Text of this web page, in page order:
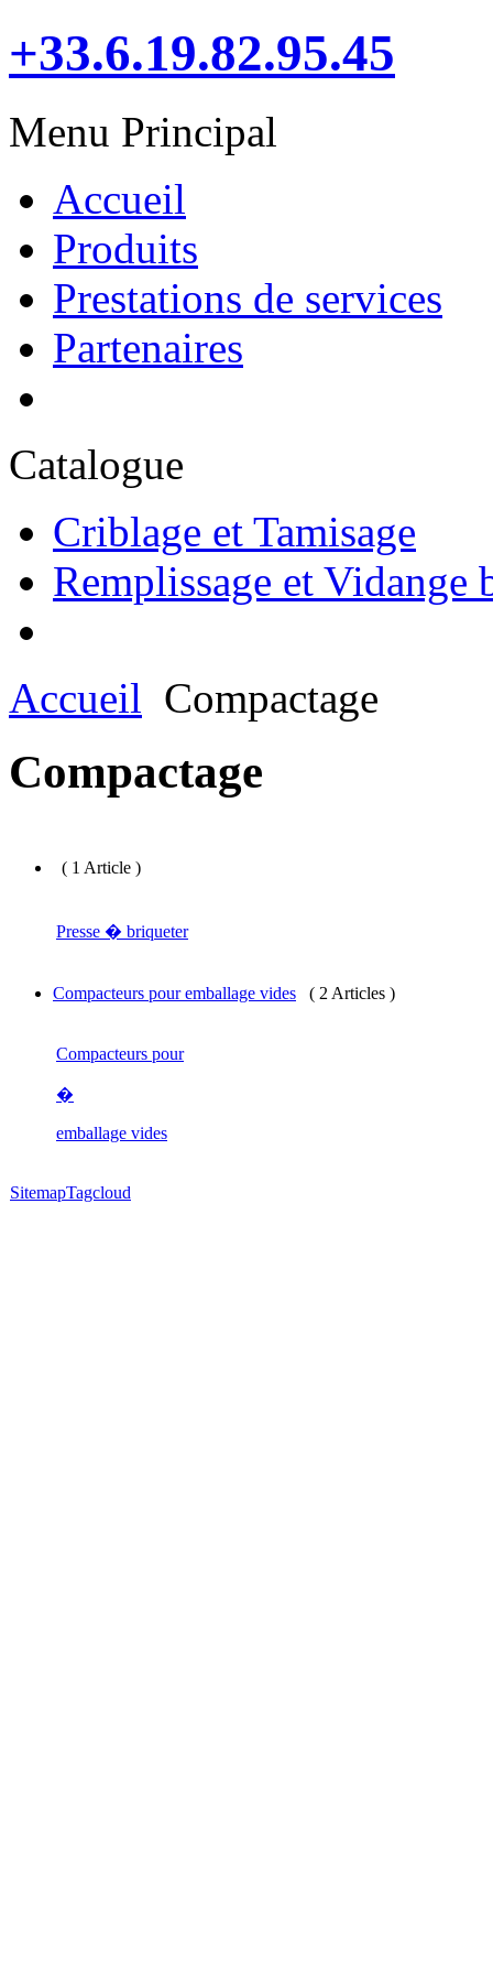
+33.6.19.82.95.45
Menu Principal
Accueil
Produits
Prestations de services
Partenaires
Catalogue
Criblage et Tamisage
Remplissage et Vidange
Accueil Compactage
Compactage
( 1 Article )
Presse � briqueter
Compacteurs pour emballage vides ( 2 Articles )
Compacteurs pour
�
emballage vides
SitemapTagcloud